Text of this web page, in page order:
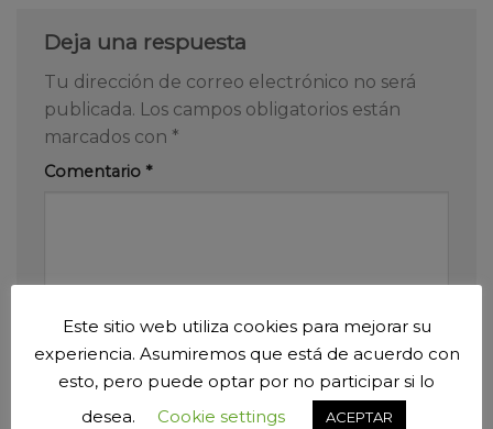
Deja una respuesta
Tu dirección de correo electrónico no será
publicada. Los campos obligatorios están
marcados con *
Comentario *
Nombre*
Este sitio web utiliza cookies para mejorar su
experiencia. Asumiremos que está de acuerdo con
esto, pero puede optar por no participar si lo
desea.
Cookie settings ACEPTAR